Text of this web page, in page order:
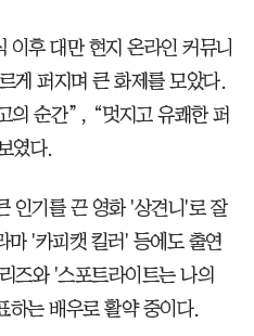
이후 대만 현지 온라인 커뮤니
게 퍼지며 큰 화제를 모았다.
의 순간”, “멋지고 유쾌한 퍼
였다.
인기를 끈 영화 '상견니'로 잘
마 '카피캣 킬러' 등에도 출연
즈와 '스포트라이트는 나의
하는 배우로 활약 중이다.